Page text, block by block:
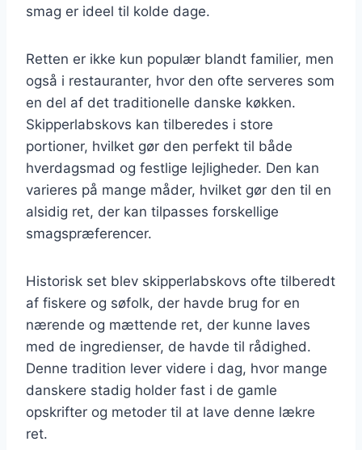
smag er ideel til kolde dage.
Retten er ikke kun populær blandt familier, men
også i restauranter, hvor den ofte serveres som
en del af det traditionelle danske køkken.
Skipperlabskovs kan tilberedes i store
portioner, hvilket gør den perfekt til både
hverdagsmad og festlige lejligheder. Den kan
varieres på mange måder, hvilket gør den til en
alsidig ret, der kan tilpasses forskellige
smagspræferencer.
Historisk set blev skipperlabskovs ofte tilberedt
af fiskere og søfolk, der havde brug for en
nærende og mættende ret, der kunne laves
med de ingredienser, de havde til rådighed.
Denne tradition lever videre i dag, hvor mange
danskere stadig holder fast i de gamle
opskrifter og metoder til at lave denne lækre
ret.